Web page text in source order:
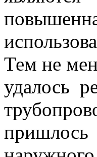
Тем не
удалось
пришлось